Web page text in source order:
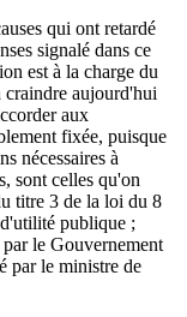
qui ont retardé
signalé dans ce
est à la charge du
craindre aujourd'hui
aux
fixée, puisque
nécessaires à
sont celles qu'on
titre 3 de la loi du 8
publique ;
le Gouvernement
par le ministre de